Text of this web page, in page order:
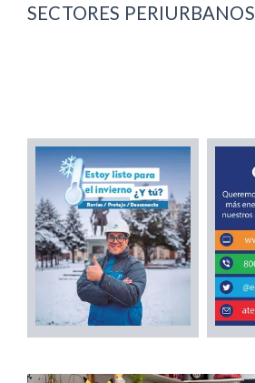
SECTORES PERIURBANOS